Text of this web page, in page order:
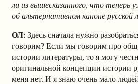
ли из вышесказанного, что теперь
об альтернативном каноне
ОЛ: Здесь сначала нужно
говорим? Если мы говорим про
истории литературы, то я могу
оригинальной концепции истории
меня нет. И я знаю очень мало